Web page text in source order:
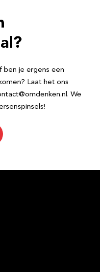
ben je ergens een
Laat het ons
We